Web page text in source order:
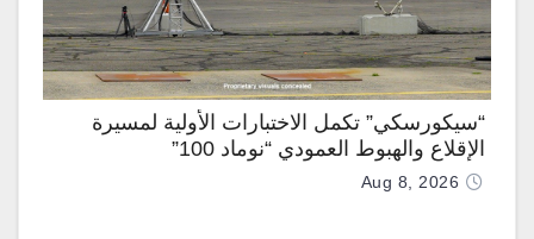
“سيكورسكي” تكمل الاختبارات الأولية لمسيرة
الإقلاع والهبوط العمودي “نوماد 100”
Aug 8, 2026